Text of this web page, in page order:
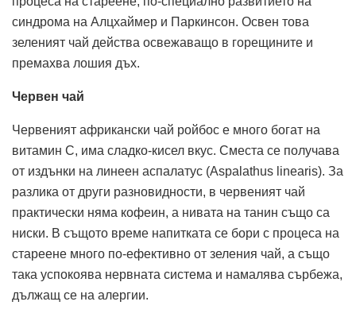
синдрома на Алцхаймер и Паркинсон. Освен това
зеленият чай действа освежаващо в горещините и
премахва лошия дъх.
Червен чай
Червеният африкански чай ройбос е много богат на
витамин С, има сладко-кисел вкус. Сместа се получава
от издънки на линеен аспалатус (Aspalathus linearis). За
разлика от други разновидности, в червеният чай
практически няма кофеин, а нивата на танин също са
ниски. В същото време напитката се бори с процеса на
стареене много по-ефективно от зеления чай, а също
така успокоява нервната система и намалява сърбежа,
дължащ се на алергии.